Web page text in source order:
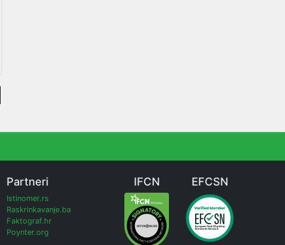
Partneri
Istinomer.rs
Raskrinkavanje.ba
Faktograf.hr
Poynter.org
IFCN EFCSN